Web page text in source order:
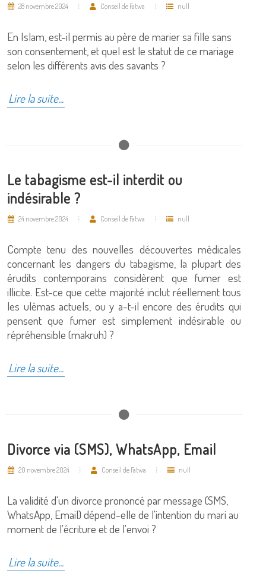
28 novembre 2024 Conseil de Fatwa null
En Islam, est-il permis au père de marier sa fille sans
son consentement, et quel est le statut de ce mariage
selon les différents avis des savants ?
Lire la suite...
Le tabagisme est-il interdit ou
indésirable ?
24 novembre 2024 Conseil de Fatwa null
Compte tenu des nouvelles découvertes médicales
concernant les dangers du tabagisme, la plupart des
érudits contemporains considèrent que fumer est
illicite. Est-ce que cette majorité inclut réellement tous
les ulémas actuels, ou y a-t-il encore des érudits qui
pensent que fumer est simplement indésirable ou
répréhensible (makruh) ?
Lire la suite...
Divorce via (SMS), WhatsApp, Email
20 novembre 2024 Conseil de Fatwa null
La validité d'un divorce prononcé par message (SMS,
WhatsApp, Email) dépend-elle de l'intention du mari au
moment de l'écriture et de l'envoi ?
Lire la suite...